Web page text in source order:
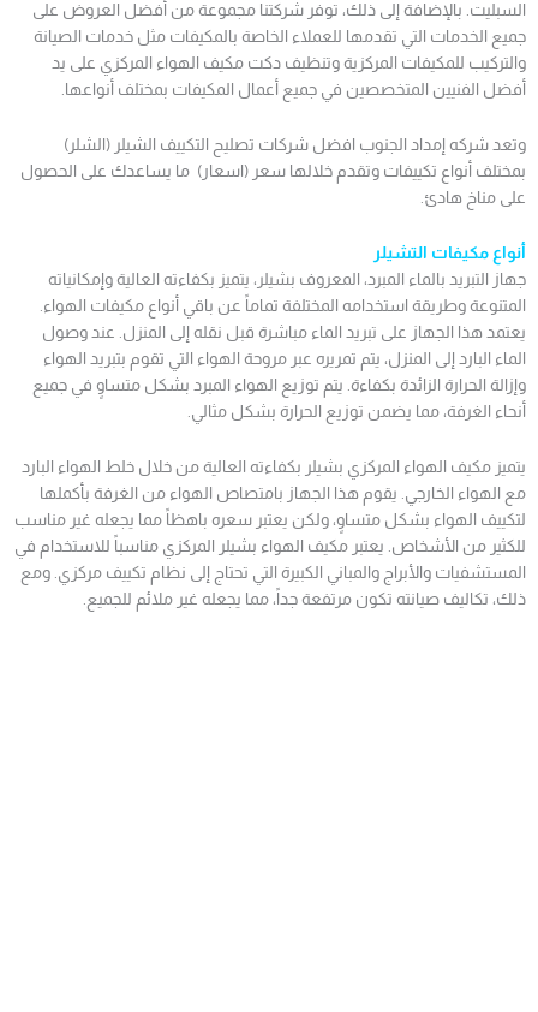
السبليت. بالإضافة إلى ذلك، توفر شركتنا مجموعة من أفضل العروض على
جميع الخدمات التي تقدمها للعملاء الخاصة بالمكيفات مثل خدمات الصيانة
والتركيب للمكيفات المركزية وتنظيف دكت مكيف الهواء المركزي على يد
أفضل الفنيين المتخصصين في جميع أعمال المكيفات بمختلف أنواعها.
وتعد شركه إمداد الجنوب افضل شركات تصليح التكييف الشيلر (الشلر)
بمختلف أنواع تكييفات وتقدم خلالها سعر (اسعار) ما يساعدك على الحصول
على مناخ هادئ.
أنواع مكيفات
التشيلر
جهاز التبريد بالماء المبرد، المعروف بشيلر، يتميز بكفاءته العالية وإمكانياته
المتنوعة وطريقة استخدامه المختلفة تماماً عن باقي أنواع مكيفات الهواء.
يعتمد هذا الجهاز على تبريد الماء مباشرة قبل نقله إلى المنزل. عند وصول
الماء البارد إلى المنزل، يتم تمريره عبر مروحة الهواء التي تقوم بتبريد الهواء
وإزالة الحرارة الزائدة بكفاءة. يتم توزيع الهواء المبرد بشكل متساوٍ في جميع
أنحاء الغرفة، مما يضمن توزيع الحرارة بشكل مثالي.
يتميز مكيف الهواء المركزي بشيلر بكفاءته العالية من خلال خلط الهواء البارد
مع الهواء الخارجي. يقوم هذا الجهاز بامتصاص الهواء من الغرفة بأكملها
لتكييف الهواء بشكل متساوٍ، ولكن يعتبر سعره باهظاً مما يجعله غير مناسب
للكثير من الأشخاص. يعتبر مكيف الهواء بشيلر المركزي مناسباً للاستخدام في
المستشفيات والأبراج والمباني الكبيرة التي تحتاج إلى نظام تكييف مركزي. ومع
ذلك، تكاليف صيانته تكون مرتفعة جداً، مما يجعله غير ملائم للجميع.